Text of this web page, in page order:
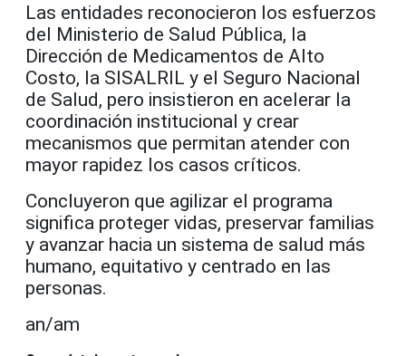
Las entidades reconocieron los esfuerzos
del Ministerio de Salud Pública, la
Dirección de Medicamentos de Alto
Costo, la SISALRIL y el Seguro Nacional
de Salud, pero insistieron en acelerar la
coordinación institucional y crear
mecanismos que permitan atender con
mayor rapidez los casos críticos.
Concluyeron que agilizar el programa
significa proteger vidas, preservar familias
y avanzar hacia un sistema de salud más
humano, equitativo y centrado en las
personas.
an/am